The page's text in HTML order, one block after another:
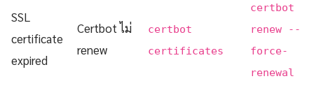
SSL
certificate
expired
Certbot ไม่
renew
certbot
certificates
certbot
renew --
force-
renewal